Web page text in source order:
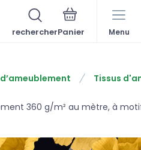
rechercher Menu
Tissus
360 g/m² au mètre, à